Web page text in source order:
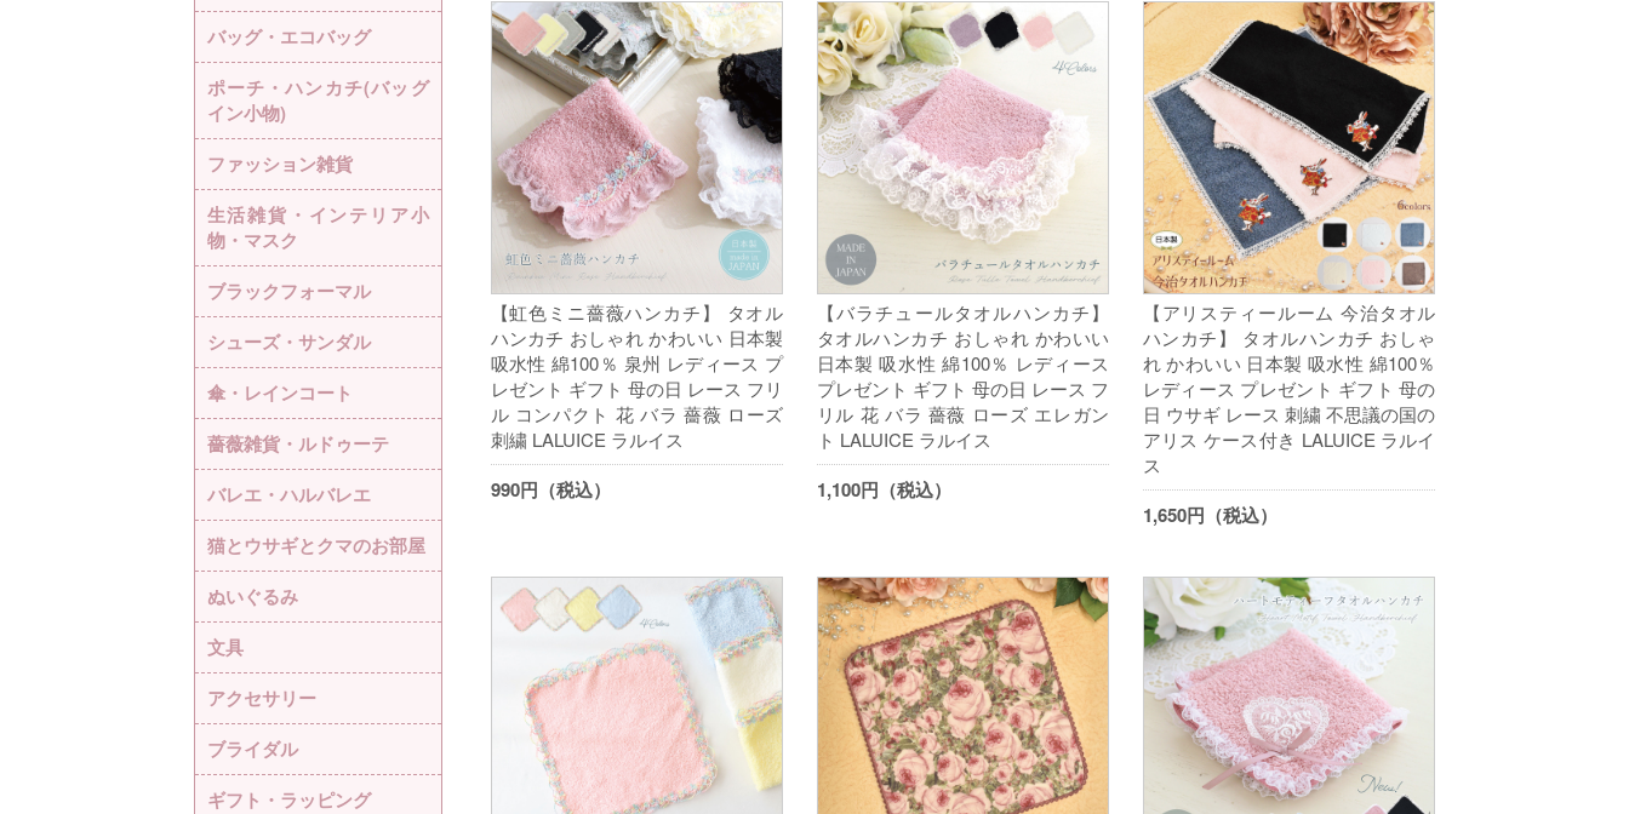
【虹色ミニ薔薇ハンカチ】 タオル
ハンカチ おしゃれ かわいい 日本製
吸水性 綿100％ 泉州 レディース プ
レゼント ギフト 母の日 レース フリ
ル コンパクト 花 バラ 薔薇 ローズ
刺繍 LALUICE ラルイス
990円（税込）
【バラチュールタオルハンカチ】
タオルハンカチ おしゃれ かわいい
日本製 吸水性 綿100％ レディース
プレゼント ギフト 母の日 レース フ
リル 花 バラ 薔薇 ローズ エレガン
ト LALUICE ラルイス
1,100円（税込）
【アリスティールーム 今治タオル
ハンカチ】 タオルハンカチ おしゃ
れ かわいい 日本製 吸水性 綿100％
レディース プレゼント ギフト 母の
日 ウサギ レース 刺繍 不思議の国の
アリス ケース付き LALUICE ラルイ
ス
1,650円（税込）
バッグ・エコバッグ
ポーチ・ハンカチ(バッグ
イン小物)
ファッション雑貨
生活雑貨・インテリア小
物・マスク
ブラックフォーマル
シューズ・サンダル
傘・レインコート
薔薇雑貨・ルドゥーテ
バレエ・ハルバレエ
猫とウサギとクマのお部屋
ぬいぐるみ
文具
アクセサリー
ブライダル
ギフト・ラッピング